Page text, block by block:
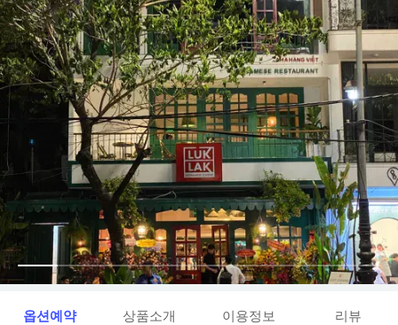
옵션예약 상품소개 이용정보 리뷰